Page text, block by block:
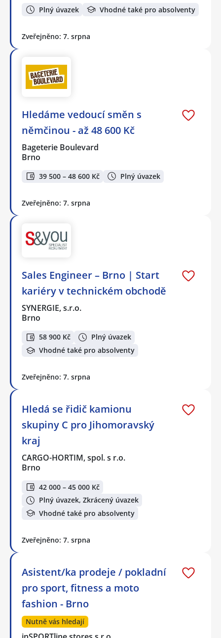
Plný úvazek Vhodné také pro absolventy
Zveřejněno: 7. srpna
Hledáme vedoucí směn s
němčinou - až 48 600 Kč
Bageterie Boulevard
Brno
39 500 – 48 600 Kč Plný úvazek
Zveřejněno: 7. srpna
Sales Engineer – Brno | Start
kariéry v technickém obchodě
SYNERGIE, s.r.o.
Brno
58 900 Kč
Plný úvazek
Vhodné také pro absolventy
Zveřejněno: 7. srpna
Hledá se řidič kamionu
skupiny C pro Jihomoravský
kraj
CARGO-HORTIM, spol. s r.o.
Brno
42 000 – 45 000 Kč
Plný úvazek, Zkrácený úvazek
Vhodné také pro absolventy
Zveřejněno: 7. srpna
Asistent/ka prodeje / pokladní
pro sport, fitness a moto
fashion - Brno
Nutně vás hledají